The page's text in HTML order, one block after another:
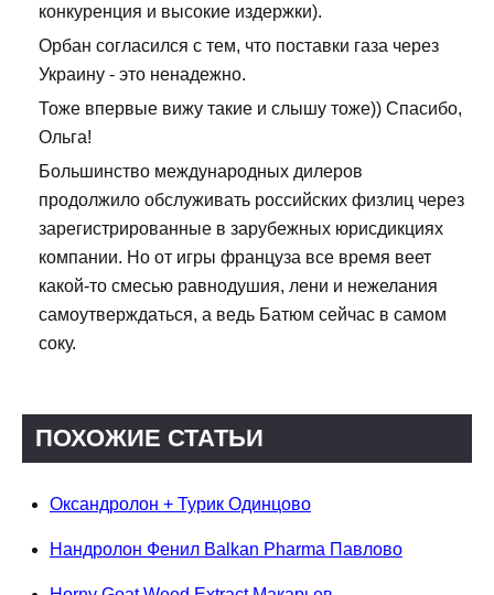
конкуренция и высокие издержки).
Орбан согласился с тем, что поставки газа через
Украину - это ненадежно.
Тоже впервые вижу такие и слышу тоже)) Спасибо,
Ольга!
Большинство международных дилеров
продолжило обслуживать российских физлиц через
зарегистрированные в зарубежных юрисдикциях
компании. Но от игры француза все время веет
какой-то смесью равнодушия, лени и нежелания
самоутверждаться, а ведь Батюм сейчас в самом
соку.
ПОХОЖИЕ СТАТЬИ
Оксандролон + Турик Одинцово
Нандролон Фенил Balkan Pharma Павлово